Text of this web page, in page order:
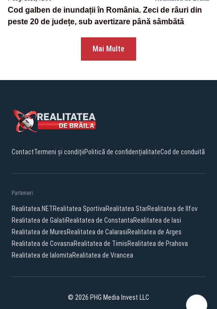
Cod galben de inundații în România. Zeci de râuri din
peste 20 de județe, sub avertizare până sâmbătă
Mai Multe
ContactTermeni și condițiiPolitică de confidențialitateCod de conduită
Parteneri:
Realitatea.NETRealitatea SportivaRealitatea StarRealitatea de Ilfov
Realitatea de GalatiRealitatea de ConstantaRealitatea de Iasi
Realitatea de MuresRealitatea de CalarasiRealitatea de Arges
Realitatea de CovasnaRealitatea de TimisRealitatea de Prahova
Realitatea de IalomitaRealitatea de Vrancea
© 2026 PHG Media Invest LLC